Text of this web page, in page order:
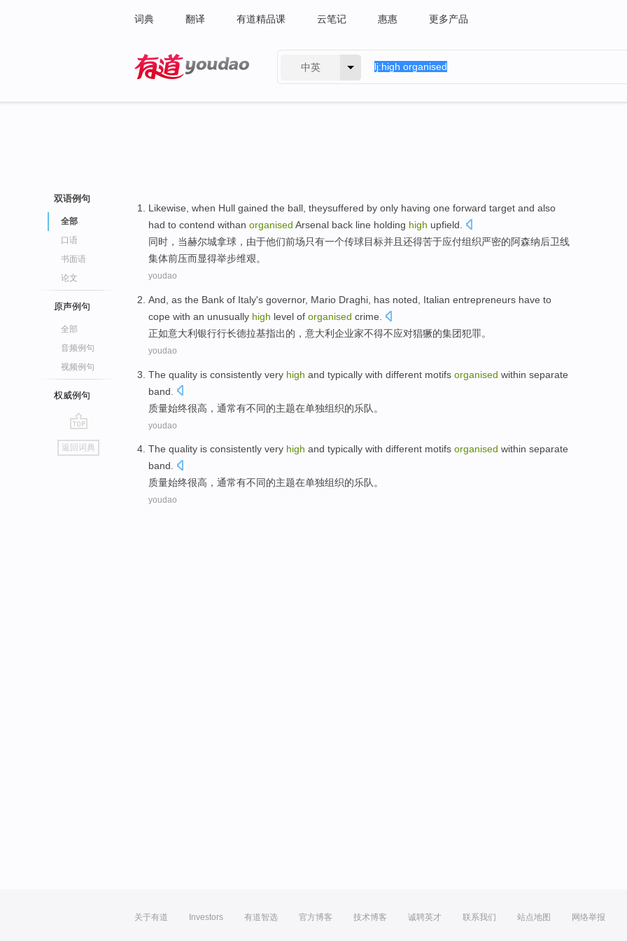
词典 翻译 有道精品课 云笔记 惠惠 更多产品
中英
双语例句
全部
口语
书面语
论文
原声例句
全部
音频例句
视频例句
权威例句
go
top
返回词典
Likewise when Hull gained the ball theysuffered by only having one forward target and also
had to contend withan organised Arsenal back line holding high upfield
同时 ， 当赫尔城拿球 ，由于他们前场只有一个传球目标并且 还得苦于应付组织严密的阿森纳后卫线
集体前压而显得举步维艰。
youdao
And, as the Bank of Italy's governor, Mario Draghi , has noted Italian entrepreneurs have to
cope with an unusually high level of organised crime
正如意大利 银行行长德拉基指出的 ， 意大利 企业家不得不应对猖獗的集团犯罪。
youdao
The quality is consistently very high and typically with different motifs organised within separate
band
质量始终很高 ， 通常有不同的主题在单独组织的乐队 。
youdao
The quality is consistently very high and typically with different motifs organised within separate
band.
质量始终很高 ， 通常有不同的主题在单独组织的乐队。
youdao
关于有道 Investors 有道智选 官方博客 技术博客 诚聘英才 联系我们 站点地图 网络举报